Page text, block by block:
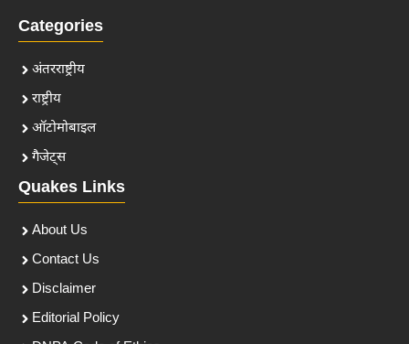
Categories
अंतरराष्ट्रीय
राष्ट्रीय
ऑटोमोबाइल
गैजेट्स
Quakes Links
About Us
Contact Us
Disclaimer
Editorial Policy